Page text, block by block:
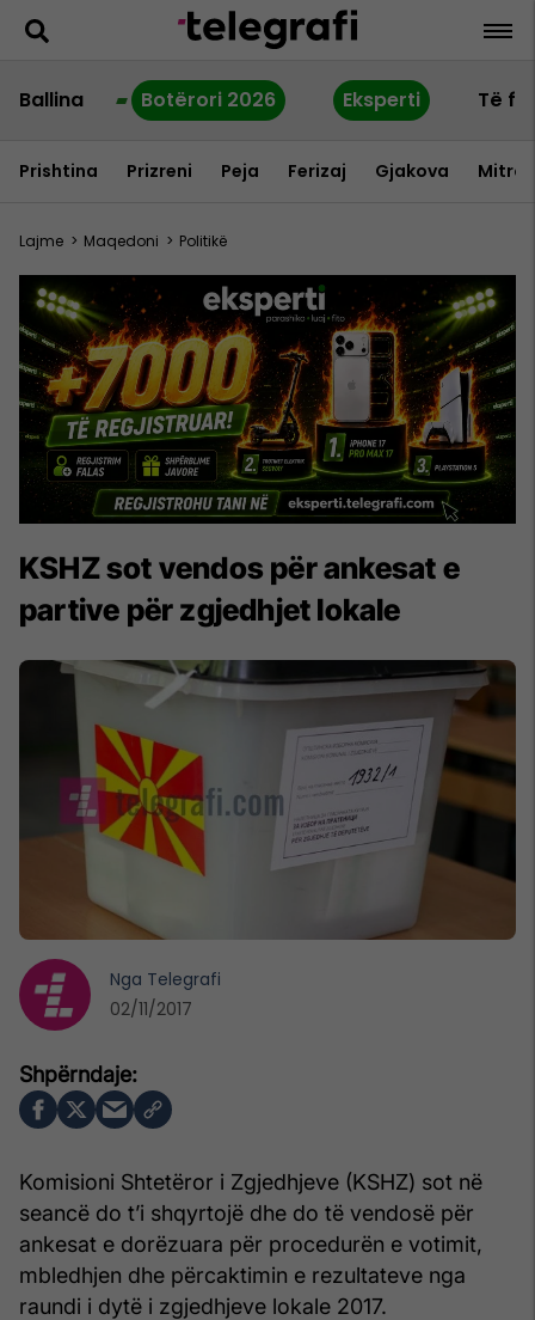
Ballina Botërori 2026 Eksperti Të
Prishtina Prizreni Peja Ferizaj Gjakova
Lajme > Maqedoni > Politikë
KSHZ sot vendos për ankesat e
partive për zgjedhjet lokale
Komisioni Shtetëror i Zgjedhjeve (KSHZ) sot në
seancë do t’i shqyrtojë dhe do të vendosë për
ankesat e dorëzuara për procedurën e votimit,
mbledhjen dhe përcaktimin e rezultateve nga
raundi i dytë i zgjedhjeve lokale 2017.
Nga Telegrafi
02/11/2017